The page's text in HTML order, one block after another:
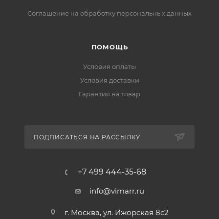
Соглашение на обработку персональных данных
ПОМОЩЬ
Условия оплаты
Условия доставки
Гарантия на товар
ПОДПИСАТЬСЯ НА РАССЫЛКУ
+7 499 444-35-68
info@vimarr.ru
г. Москва, ул. Ижорская 8с2